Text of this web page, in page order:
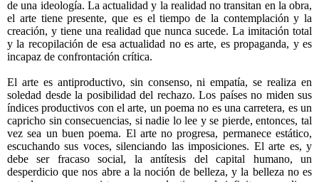
de una ideología. La actualidad y la realidad no transitan en la obra,
el arte tiene presente, que es el tiempo de la contemplación y la
creación, y tiene una realidad que nunca sucede. La imitación total
y la recopilación de esa actualidad no es arte, es propaganda, y es
incapaz de confrontación crítica.
El arte es antiproductivo, sin consenso, ni empatía, se realiza en
soledad desde la posibilidad del rechazo. Los países no miden sus
índices productivos con el arte, un poema no es una carretera, es un
capricho sin consecuencias, si nadie lo lee y se pierde, entonces, tal
vez sea un buen poema. El arte no progresa, permanece estático,
escuchando sus voces, silenciando las imposiciones. El arte es, y
debe ser fracaso social, la antítesis del capital humano, un
desperdicio que nos abre a la noción de belleza, y la belleza no es